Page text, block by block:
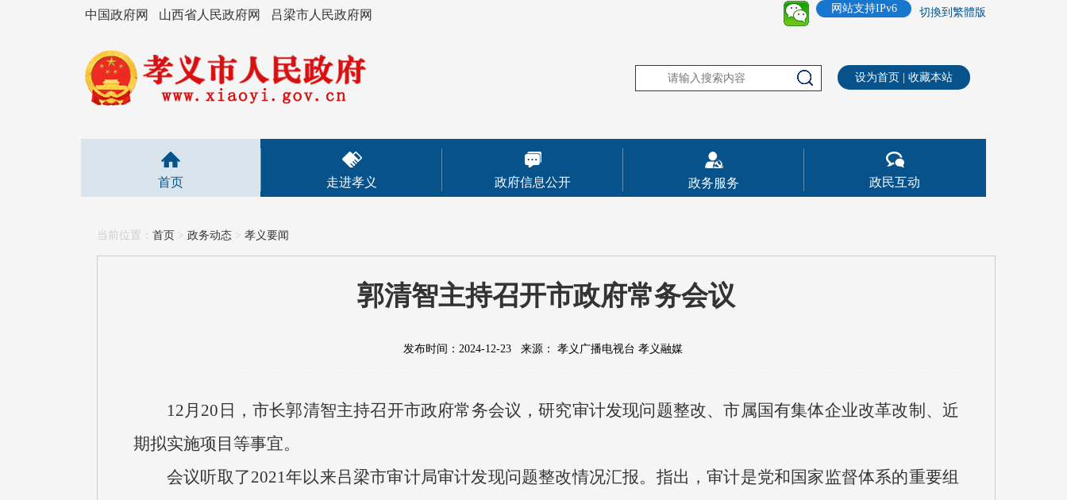
中国政府网 山西省人民政府网 吕梁市人民政府网 切換到繁體版
网站支持IPv6
设为首页 收藏本站
首页 走进孝义 政府信息公开 政务服务 政民互动
当前位置： 首页 > 政务动态 > 孝义要闻
郭清智主持召开市政府常务会议
发布时间：2024-12-23 来源： 孝义广播电视台 孝义融媒
12月20日，市长郭清智主持召开市政府常务会议，研究审计发现问题整改、市属国有集体企业改革改制、近
期拟实施项目等事宜。
会议听取了2021年以来吕梁市审计局审计发现问题整改情况汇报。指出，审计是党和国家监督体系的重要组